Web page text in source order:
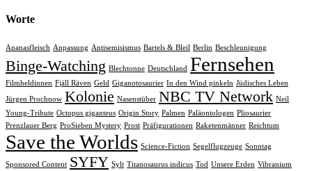
Worte
Ananasfleisch Anpassung Antisemisismus Bartels & Bleil Berlin Beschleunigung
Binge-Watching Blechtonne Deutschland Fernsehen
Filmheldinnen Fjäll Räven Geld Giganotosaurier In den Wind pinkeln Jüdisches Leben
Jürgen Prochnow Kolonie Nasenstüber NBC TV Network Neil
Young-Tribute Octopus giganteus Origin Story Palmen Paläontologen Pliosaurier
Prenzlauer Berg ProSieben Mystery Prost Präfigurationen Raketenmänner Reichtum
Save the Worlds Science-Fiction Segelflugzeuge Sonntag
Sponsored Content SYFY Sylt Titanosaurus indicus Tod Unsere Erden Vibranium